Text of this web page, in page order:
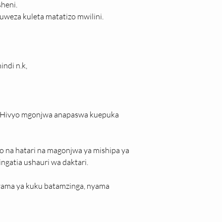
kuleta matatizo mwilini.
n.k,
mgonjwa anapaswa kuepuka
hatari na magonjwa ya mishipa ya
ushauri wa daktari.
ya kuku batamzinga, nyama